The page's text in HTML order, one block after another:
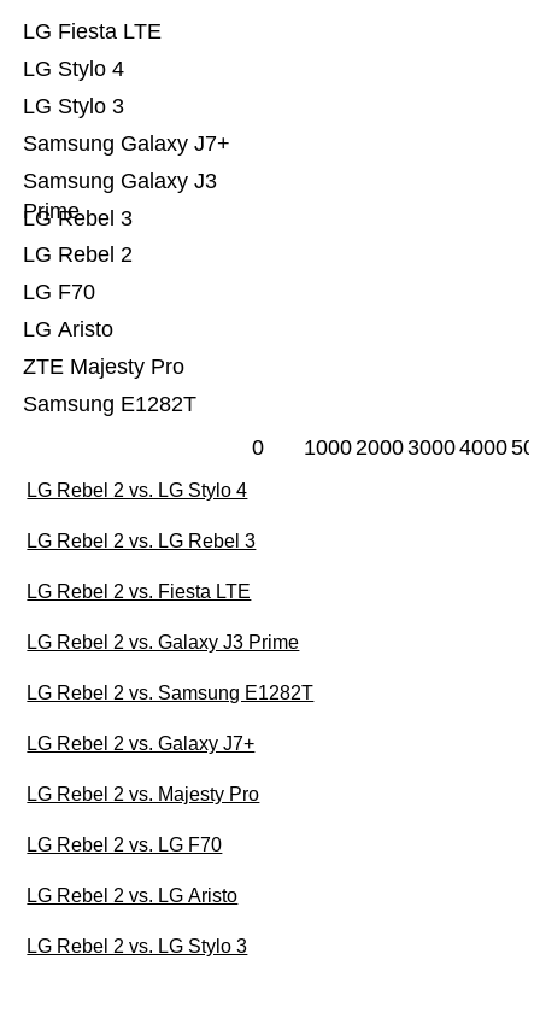
Samsung E1282T
ZTE Majesty Pro
LG Aristo
LG F70
LG Rebel 2
LG Rebel 3
Samsung Galaxy J3
Prime
Samsung Galaxy J7+
LG Stylo 3
LG Stylo 4
LG Fiesta LTE
0 1000200030004000
LG Rebel 2 vs. LG Stylo 4
LG Rebel 2 vs. LG Rebel 3
LG Rebel 2 vs. Fiesta LTE
LG Rebel 2 vs. Galaxy J3 Prime
LG Rebel 2 vs. Samsung E1282T
LG Rebel 2 vs. Galaxy J7+
LG Rebel 2 vs. Majesty Pro
LG Rebel 2 vs. LG F70
LG Rebel 2 vs. LG Aristo
LG Rebel 2 vs. LG Stylo 3